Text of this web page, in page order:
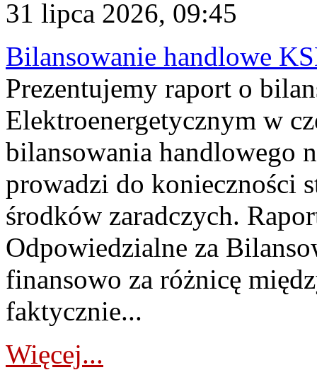
31 lipca 2026, 09:45
Bilansowanie handlowe
Prezentujemy raport o
Elektroenergetycznym w
bilansowania handlowego
prowadzi do konieczności
środków zaradczych.
Odpowiedzialne za
finansowo za różnicę
faktycznie...
Więcej...